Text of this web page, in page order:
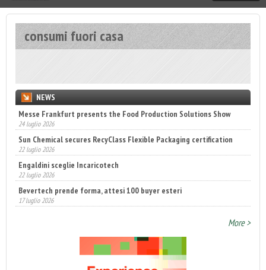
consumi fuori casa
NEWS
Messe Frankfurt presents the Food Production Solutions Show
24 luglio 2026
Sun Chemical secures RecyClass Flexible Packaging certification
22 luglio 2026
Engaldini sceglie Incaricotech
22 luglio 2026
Bevertech prende forma, attesi 100 buyer esteri
17 luglio 2026
More >